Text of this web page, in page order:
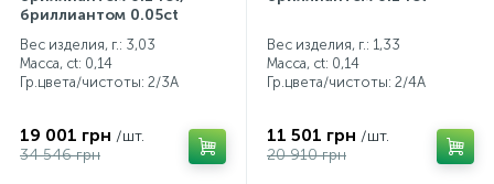
бриллиантом 0.05ct
Вес изделия, г.: 3,03
Масса, ct: 0,14
Гр.цвета/чистоты: 2/3А
19 001 грн /шт.
34 546 грн
Вес изделия, г.: 1,33
Масса, ct: 0,14
Гр.цвета/чистоты: 2/4А
11 501 грн /шт.
20 910 грн